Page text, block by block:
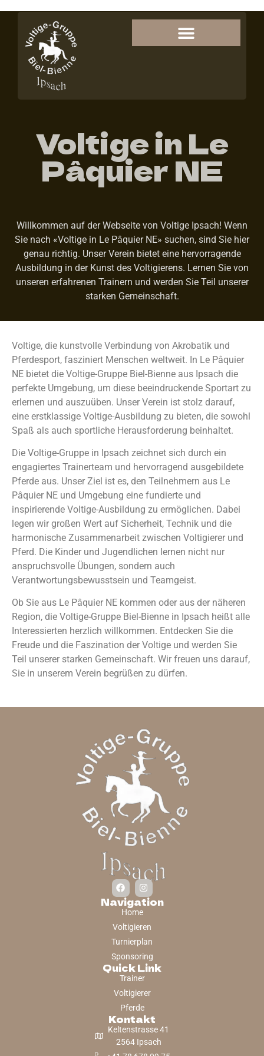
Voltige in Le
Pâquier NE
Willkommen auf der Webseite von Voltige Ipsach! Wenn
Sie nach «Voltige in Le Pâquier NE» suchen, sind Sie hier
genau richtig. Unser Verein bietet eine hervorragende
Ausbildung in der Kunst des Voltigierens. Lernen Sie von
unseren erfahrenen Trainern und werden Sie Teil unserer
starken Gemeinschaft.
Voltige, die kunstvolle Verbindung von Akrobatik und
Pferdesport, fasziniert Menschen weltweit. In Le Pâquier
NE bietet die Voltige-Gruppe Biel-Bienne aus Ipsach die
perfekte Umgebung, um diese beeindruckende Sportart zu
erlernen und auszuüben. Unser Verein ist stolz darauf,
eine erstklassige Voltige-Ausbildung zu bieten, die sowohl
Spaß als auch sportliche Herausforderung beinhaltet.
Die Voltige-Gruppe in Ipsach zeichnet sich durch ein
engagiertes Trainerteam und hervorragend ausgebildete
Pferde aus. Unser Ziel ist es, den Teilnehmern aus Le
Pâquier NE und Umgebung eine fundierte und
inspirierende Voltige-Ausbildung zu ermöglichen. Dabei
legen wir großen Wert auf Sicherheit, Technik und die
harmonische Zusammenarbeit zwischen Voltigierer und
Pferd. Die Kinder und Jugendlichen lernen nicht nur
anspruchsvolle Übungen, sondern auch
Verantwortungsbewusstsein und Teamgeist.
Ob Sie aus Le Pâquier NE kommen oder aus der näheren
Region, die Voltige-Gruppe Biel-Bienne in Ipsach heißt alle
Interessierten herzlich willkommen. Entdecken Sie die
Freude und die Faszination der Voltige und werden Sie
Teil unserer starken Gemeinschaft. Wir freuen uns darauf,
Sie in unserem Verein begrüßen zu dürfen.
Navigation
Home
Voltigieren
Turnierplan
Sponsoring
Quick Link
Trainer
Voltigierer
Pferde
Kontakt
Keltenstrasse 41
2564 Ipsach